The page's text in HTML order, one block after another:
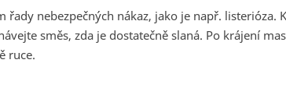
řady nebezpečných nákaz, jako je např. listerióza.
směs, zda je dostatečně slaná. Po krájení
ruce.